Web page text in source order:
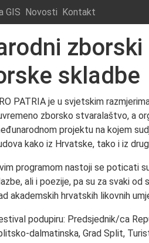
GIS Novosti Kontakt
skladbe
PATRIA je u svjetskim
zborsko stvaralaštvo, a
projektu na kojem
kako iz Hrvatske, tako i iz
programom nastoji se poticati
ali i poezije, pa su za svaki
akademskih hrvatskih likovnih
podupiru: Predsjednik/ca
dalmatinska, Grad Split,